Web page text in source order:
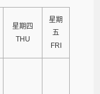
星期四
THU
星期
五
FRI